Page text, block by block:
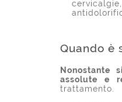
Quando è
Nonostante
assolute e
trattamento.